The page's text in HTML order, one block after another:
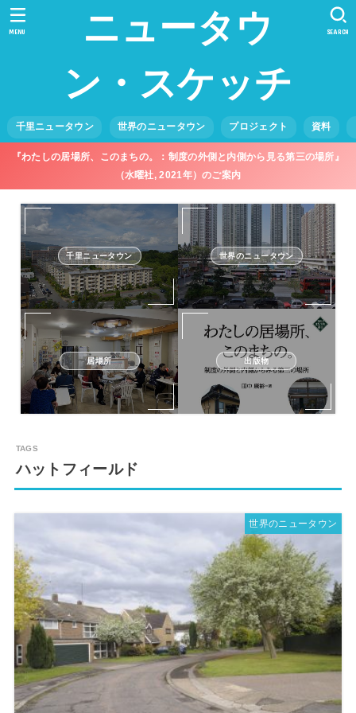
ニュータウ
ン・スケッチ
千里ニュータウン 世界のニュータウン プロジェクト 資料
SEARCH
MENU
『わたしの居場所、このまちの。：制度の外側と内側から見る第三の場所』
（水曜社, 2021年）のご案内
千里ニュータウン 世界のニュータウン
居場所 出版物
ハットフィールド
世界のニュータウン